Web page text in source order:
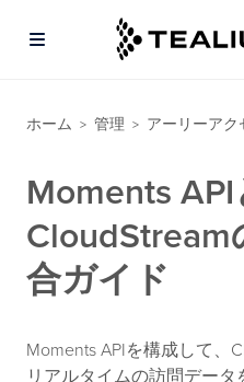
ホーム > 管理 > アーリーアク
Moments API
CloudStream
合ガイド
Moments APIを構成して、
リアルタイムの訪問データ